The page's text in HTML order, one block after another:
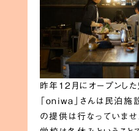
昨年12月にオープンした
「oniwa」さんは民泊
の提供は行なっていま